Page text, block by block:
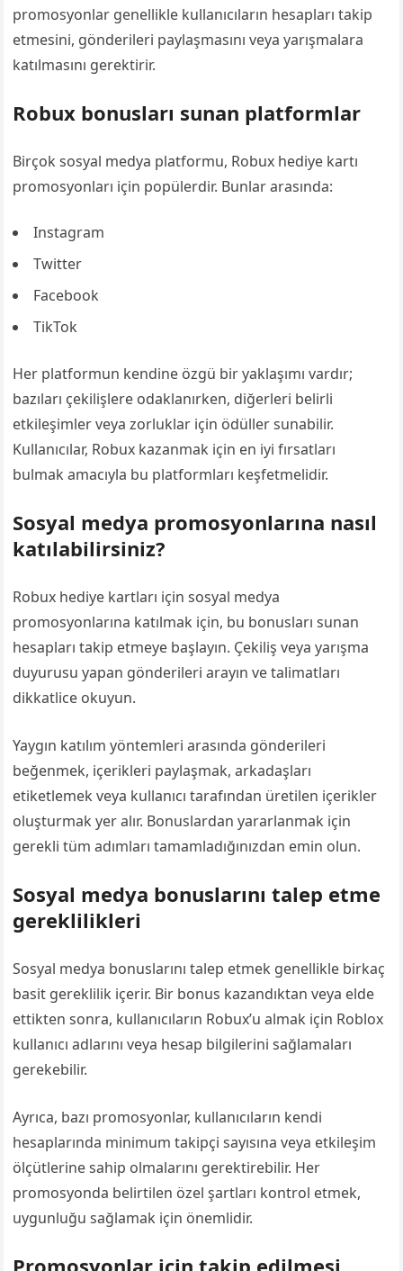
promosyonlar genellikle kullanıcıların hesapları takip
etmesini, gönderileri paylaşmasını veya yarışmalara
katılmasını gerektirir.
Robux bonusları sunan platformlar
Birçok sosyal medya platformu, Robux hediye kartı
promosyonları için popülerdir. Bunlar arasında:
Instagram
Twitter
Facebook
TikTok
Her platformun kendine özgü bir yaklaşımı vardır;
bazıları çekilişlere odaklanırken, diğerleri belirli
etkileşimler veya zorluklar için ödüller sunabilir.
Kullanıcılar, Robux kazanmak için en iyi fırsatları
bulmak amacıyla bu platformları keşfetmelidir.
Sosyal medya promosyonlarına nasıl
katılabilirsiniz?
Robux hediye kartları için sosyal medya
promosyonlarına katılmak için, bu bonusları sunan
hesapları takip etmeye başlayın. Çekiliş veya yarışma
duyurusu yapan gönderileri arayın ve talimatları
dikkatlice okuyun.
Yaygın katılım yöntemleri arasında gönderileri
beğenmek, içerikleri paylaşmak, arkadaşları
etiketlemek veya kullanıcı tarafından üretilen içerikler
oluşturmak yer alır. Bonuslardan yararlanmak için
gerekli tüm adımları tamamladığınızdan emin olun.
Sosyal medya bonuslarını talep etme
gereklilikleri
Sosyal medya bonuslarını talep etmek genellikle birkaç
basit gereklilik içerir. Bir bonus kazandıktan veya elde
ettikten sonra, kullanıcıların Robux’u almak için Roblox
kullanıcı adlarını veya hesap bilgilerini sağlamaları
gerekebilir.
Ayrıca, bazı promosyonlar, kullanıcıların kendi
hesaplarında minimum takipçi sayısına veya etkileşim
ölçütlerine sahip olmalarını gerektirebilir. Her
promosyonda belirtilen özel şartları kontrol etmek,
uygunluğu sağlamak için önemlidir.
Promosyonlar için takip edilmesi